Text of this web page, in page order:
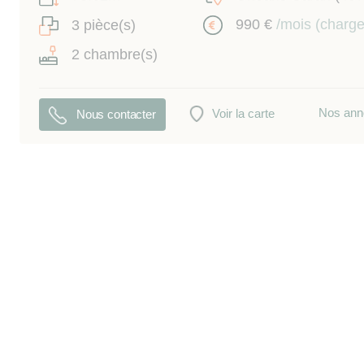
3 pièce(s)
2 chambre(s)
990 € /mois
Nous contacter Voir la carte Nos